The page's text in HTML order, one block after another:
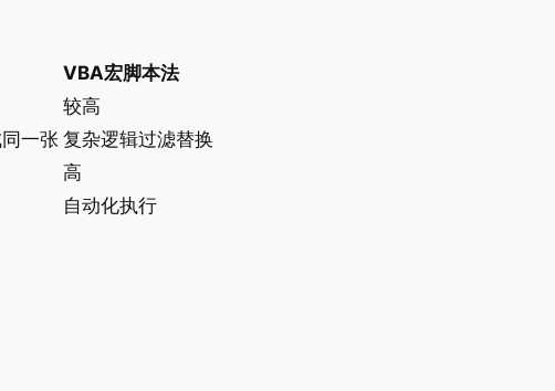
VBA宏脚本法
较高
一张 复杂逻辑过滤替换
高
自动化执行